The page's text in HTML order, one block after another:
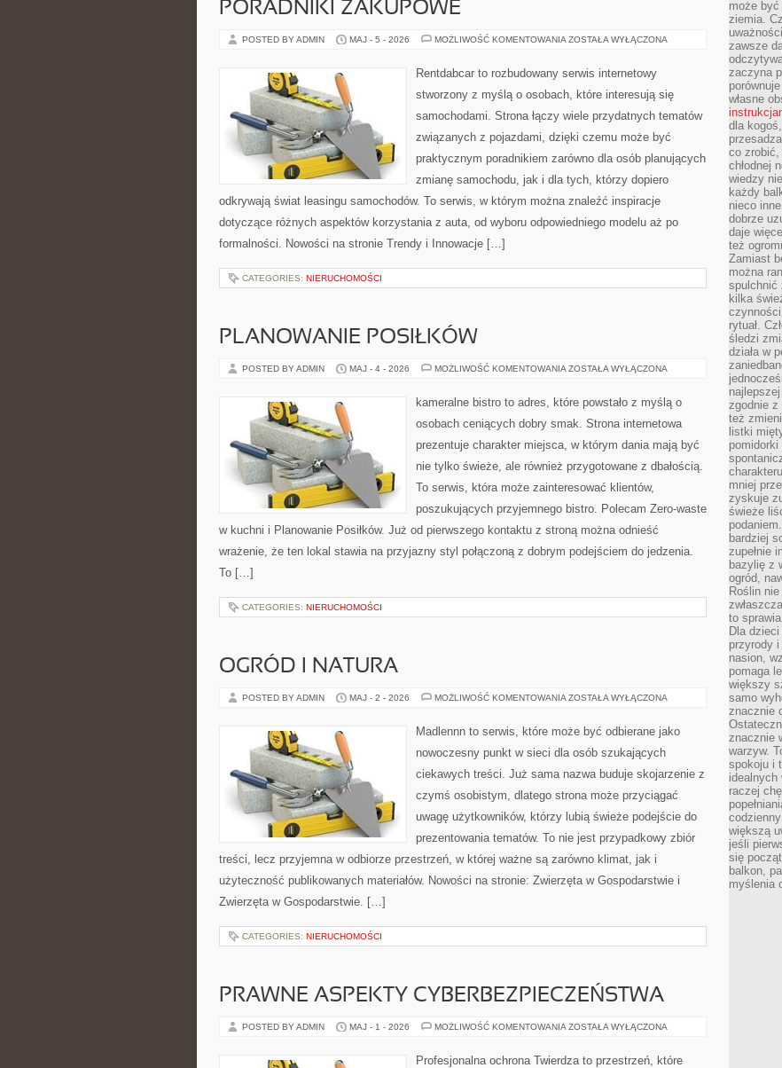
PORADNIKI ZAKUPOWE
POSTED BY ADMIN MAJ - 5 - 2026 MOŻLIWOŚĆ KOMENTOWANIA PORADNIKI
ZOSTAŁA WYŁĄCZONA
Rentdabcar to rozbudowany serwis internetowy
stworzony z myślą o osobach, które interesują się
samochodami. Strona łączy wiele przydatnych tematów
związanych z pojazdami, dzięki czemu może być
praktycznym poradnikiem zarówno dla osób planujących
zmianę samochodu, jak i dla tych, którzy dopiero
odkrywają świat leasingu samochodów. To serwis, w którym można znaleźć inspiracje
dotyczące różnych aspektów korzystania z auta, od wyboru odpowiedniego modelu aż po
formalności. Nowości na stronie Trendy i Innowacje […]
CATEGORIES: NIERUCHOMOŚCI
PLANOWANIE POSIŁKÓW
POSTED BY ADMIN MAJ - 4 - 2026 MOŻLIWOŚĆ KOMENTOWANIA PLANOWANIE
ZOSTAŁA WYŁĄCZONA
kameralne bistro to adres, które powstało z myślą o
osobach ceniących dobry smak. Strona internetowa
prezentuje charakter miejsca, w którym dania mają być
nie tylko świeże, ale również przygotowane z dbałością.
To serwis, która może zainteresować klientów,
poszukujących przyjemnego bistro. Polecam Zero-waste
w kuchni i Planowanie Posiłków. Już od pierwszego kontaktu z stroną można odnieść
wrażenie, że ten lokal stawia na przyjazny styl połączoną z dobrym podejściem do jedzenia.
To […]
CATEGORIES: NIERUCHOMOŚCI
OGRÓD I NATURA
POSTED BY ADMIN MAJ - 2 - 2026 MOŻLIWOŚĆ KOMENTOWANIA OGRÓD
ZOSTAŁA WYŁĄCZONA
Madlennn to serwis, które może być odbierane jako
nowoczesny punkt w sieci dla osób szukających
ciekawych treści. Już sama nazwa buduje skojarzenie z
czymś osobistym, dlatego strona może przyciągać
uwagę użytkowników, którzy lubią świeże podejście do
prezentowania tematów. To nie jest przypadkowy zbiór
treści, lecz przyjemna w odbiorze przestrzeń, w której ważne są zarówno klimat, jak i
użyteczność publikowanych materiałów. Nowości na stronie: Zwierzęta w Gospodarstwie i
Zwierzęta w Gospodarstwie. […]
CATEGORIES: NIERUCHOMOŚCI
PRAWNE ASPEKTY CYBERBEZPIECZEŃSTWA
POSTED BY ADMIN MAJ - 1 - 2026 MOŻLIWOŚĆ KOMENTOWANIA PRAWNE
ZOSTAŁA WYŁĄCZONA
Profesjonalna ochrona Twierdza to przestrzeń, które
może być
ziemia.
zawsze
zaczyna
własne
dla
co
chłodnej
wiedzy
każdy
nieco
dobrze
daje
też
Zamiast
można
spulchnić
kilka
rytuał.
śledzi
działa w
zgodnie z
też
listki
mniej
zyskuje
świeże
bardziej
zupełnie
bazylię z
ogród,
Roślin
to
Dla
przyrody
nasion,
pomaga
większy
samo
znacznie
znacznie
warzyw.
spokoju i
idealnych
raczej
większą
jeśli
się
balkon,
myślenia